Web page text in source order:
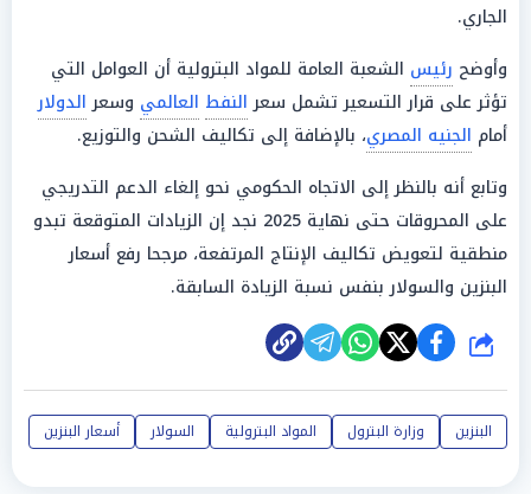
الجاري.
وأوضح رئيس الشعبة العامة للمواد البترولية أن العوامل التي
تؤثر على قرار التسعير تشمل سعرالنفط العالمي وسعرالدولار
أمام الجنيه المصري، بالإضافة إلى تكاليف الشحن والتوزيع.
وتابع أنه بالنظر إلى الاتجاه الحكومي نحو إلغاء الدعم التدريجي
على المحروقات حتى نهاية 2025 نجد إن الزيادات المتوقعة تبدو
منطقية لتعويض تكاليف الإنتاج المرتفعة، مرجحا رفع أسعار
البنزين والسولار بنفس نسبة الزيادة السابقة.
شارك
البنزين وزارة البترول المواد البترولية السولار أسعار البنزين